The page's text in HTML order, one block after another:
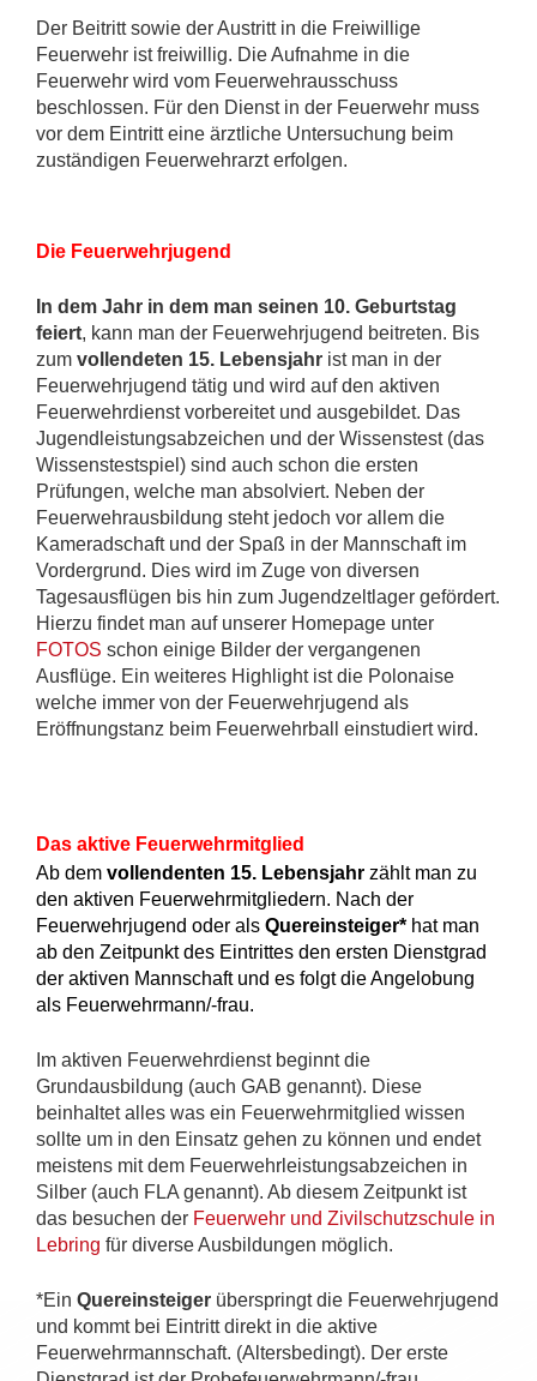
Der Beitritt sowie der Austritt in die Freiwillige
Feuerwehr ist freiwillig. Die Aufnahme in die
Feuerwehr wird vom Feuerwehrausschuss
beschlossen. Für den Dienst in der Feuerwehr muss
vor dem Eintritt eine ärztliche Untersuchung beim
zuständigen Feuerwehrarzt erfolgen.
Die Feuerwehrjugend
In dem Jahr in dem man seinen 10. Geburtstag
feiert, kann man der Feuerwehrjugend beitreten. Bis
zum vollendeten 15. Lebensjahr ist man in der
Feuerwehrjugend tätig und wird auf den aktiven
Feuerwehrdienst vorbereitet und ausgebildet. Das
Jugendleistungsabzeichen und der Wissenstest (das
Wissenstestspiel) sind auch schon die ersten
Prüfungen, welche man absolviert. Neben der
Feuerwehrausbildung steht jedoch vor allem die
Kameradschaft und der Spaß in der Mannschaft im
Vordergrund. Dies wird im Zuge von diversen
Tagesausflügen bis hin zum Jugendzeltlager gefördert.
Hierzu findet man auf unserer Homepage unter
FOTOS schon einige Bilder der vergangenen
Ausflüge. Ein weiteres Highlight ist die Polonaise
welche immer von der Feuerwehrjugend als
Eröffnungstanz beim Feuerwehrball einstudiert wird.
Das aktive Feuerwehrmitglied
Ab dem vollendenten 15. Lebensjahr zählt man zu
den aktiven Feuerwehrmitgliedern. Nach der
Feuerwehrjugend oder als Quereinsteiger* hat man
ab den Zeitpunkt des Eintrittes den ersten Dienstgrad
der aktiven Mannschaft und es folgt die Angelobung
als Feuerwehrmann/-frau.
Im aktiven Feuerwehrdienst beginnt die
Grundausbildung (auch GAB genannt). Diese
beinhaltet alles was ein Feuerwehrmitglied wissen
sollte um in den Einsatz gehen zu können und endet
meistens mit dem Feuerwehrleistungsabzeichen in
Silber (auch FLA genannt). Ab diesem Zeitpunkt ist
das besuchen der Feuerwehr und Zivilschutzschule in
Lebring für diverse Ausbildungen möglich.
*Ein Quereinsteiger überspringt die Feuerwehrjugend
und kommt bei Eintritt direkt in die aktive
Feuerwehrmannschaft. (Altersbedingt). Der erste